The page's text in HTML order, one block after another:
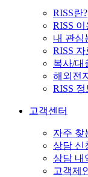
RISS란?
RISS
내 관심
RISS
복사/대
해외전
RISS
고객센터
자주 찾
상담 신
상담 내
고객제